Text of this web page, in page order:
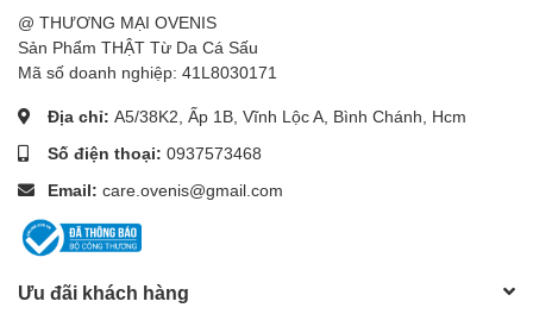
@ THƯƠNG MẠI OVENIS
Sản Phẩm THẬT Từ Da Cá Sấu
Mã số doanh nghiệp: 41L8030171
Địa chỉ: A5/38K2, Ấp 1B, Vĩnh Lộc A, Bình Chánh, Hcm
Số điện thoại: 0937573468
Email: care.ovenis@gmail.com
Ưu đãi khách hàng